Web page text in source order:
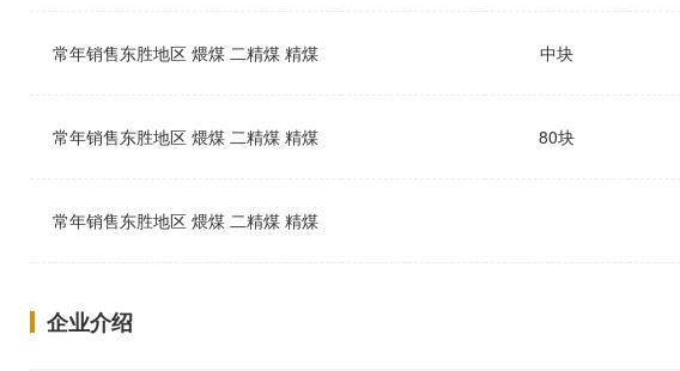
常年销售东胜地区 煨煤 二精煤 精煤 中块
常年销售东胜地区 煨煤 二精煤 精煤 80块
常年销售东胜地区 煨煤 二精煤 精煤
企业介绍